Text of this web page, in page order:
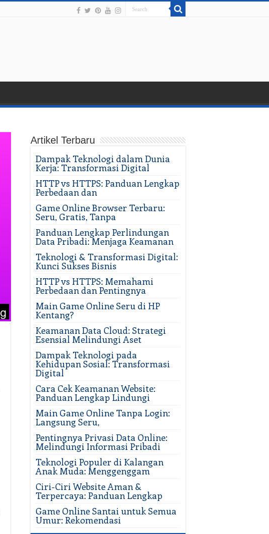
Artikel Terbaru
Dampak Teknologi dalam Dunia
Kerja: Transformasi Digital
HTTP vs HTTPS: Panduan Lengkap
Perbedaan dan
Game Online Browser Terbaru:
Seru, Gratis, Tanpa
Panduan Lengkap Perlindungan
Data Pribadi: Menjaga Keamanan
Teknologi & Transformasi Digital:
Kunci Sukses Bisnis
HTTP vs HTTPS: Memahami
Perbedaan dan Pentingnya
Main Game Online Seru di HP
Kentang?
Keamanan Data Cloud: Strategi
Esensial Melindungi Aset
Dampak Teknologi pada
Kehidupan Sosial: Transformasi
Digital
Cara Cek Keamanan Website:
Panduan Lengkap Lindungi
Main Game Online Tanpa Login:
Langsung Seru,
Pentingnya Privasi Data Online:
Melindungi Informasi Pribadi
Teknologi Populer di Kalangan
Anak Muda: Menggenggam
Ciri-Ciri Website Aman &
Terpercaya: Panduan Lengkap
Game Online Santai untuk Semua
Umur: Rekomendasi